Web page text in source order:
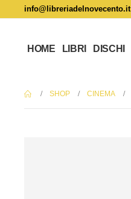
info@libreriadelnovecento.it
HOME LIBRI DISCHI
SHOP CINEMA